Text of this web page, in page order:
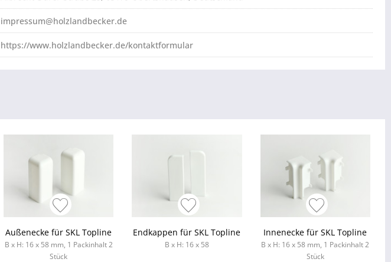
impressum@holzlandbecker.de
https://www.holzlandbecker.de/kontaktformular
Außenecke für SKL Topline
B x H: 16 x 58 mm, 1 Packinhalt 2
Stück
Endkappen für SKL Topline
B x H: 16 x 58
Innenecke für SKL Topline
B x H: 16 x 58 mm, 1 Packinhalt 2
Stück